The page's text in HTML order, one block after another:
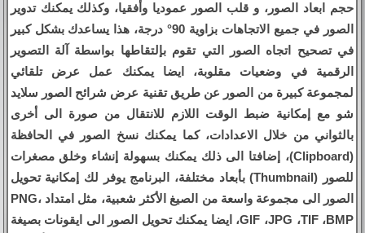
حجم ابعاد الصور، و قلب الصور عموديا وأفقيا، وكذلك يمكنك تدوير
الصور في جميع الاتجاهات بزاوية 90° درجة، هذا يساعدك بشكل كبير
في تصحيح اتجاه الصور التي تقوم بإلتقاطها بواسطة آلة التصوير
الرقمية في وضعيات مقلوبة، ايضا يمكنك عمل عرض تلقائي
لمجموعة كبيرة من الصور عن طريق تقنية عرض شرائح الصور سلايد
شو مع إمكانية ضبط الوقت اللازم للانتقال من صورة الى أخرى
بالثواني من خلال الاعدادات، كما يمكنك نسخ الصور في الحافظة
(Clipboard)، إضافتا الى ذلك يمكنك بسهولة إنشاء وخلق مصغرات
للصور (Thumbnail) بأبعاد مختلفة، البرنامج يوفر لك إمكانية تحويل
الصور الى مجموعة واسعة من الصيغ الأكثر شعبية، مثل امتداد PNG،
GIF ،JPG ،TIF ،BMP، ايضا يمكنك تحويل الصور الى ايقونات بصيغة